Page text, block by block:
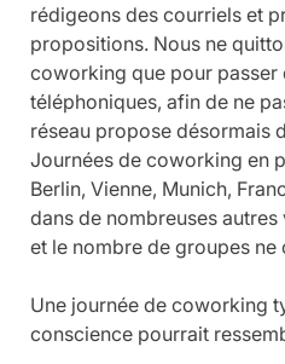
rédigeons des courriels et
propositions. Nous ne
coworking que pour passer
téléphoniques, afin de ne
réseau propose désormais
Journées de coworking en
Berlin, Vienne, Munich,
dans de nombreuses
et le nombre de groupes ne
Une journée de coworking
conscience pourrait